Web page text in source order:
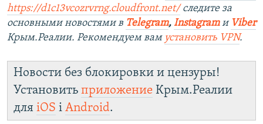
https://d1c13vcozrvrng.cloudfront.net/следите за
основными новостями в Telegram, Instagramи Viber
Крым.Реалии. Рекомендуем вам установить VPN.
Новости без блокировки и цензуры!
Установить приложение Крым.Реалии
для iOS і Android.